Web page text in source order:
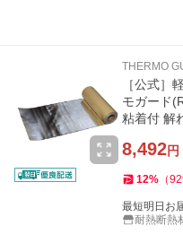
THERMO
［公式］
モガード
粘着付 解
8,492円
12% （
最短明日お
耐熱断熱